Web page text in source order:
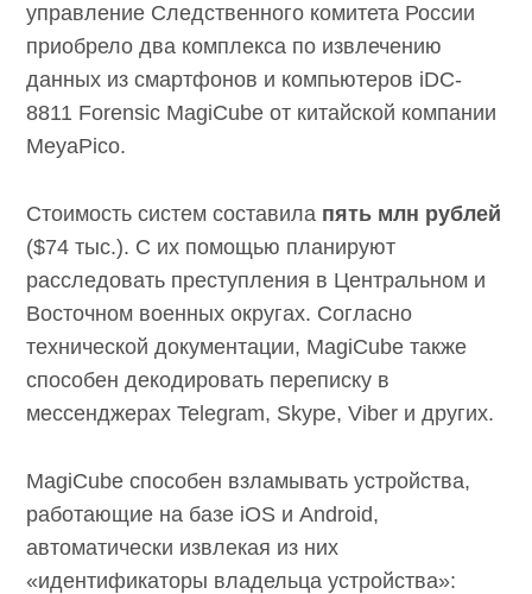
управление Следственного комитета России
приобрело два комплекса по извлечению
данных из смартфонов и компьютеров iDC-
8811 Forensic MagiCube от китайской компании
MeyaPico.
Стоимость систем составила пять млн рублей
($74 тыс.). С их помощью планируют
расследовать преступления в Центральном и
Восточном военных округах. Согласно
технической документации, MagiCube также
способен декодировать переписку в
мессенджерах Telegram, Skype, Viber и других.
MagiCube способен взламывать устройства,
работающие на базе iOS и Android,
автоматически извлекая из них
«идентификаторы владельца устройства»: